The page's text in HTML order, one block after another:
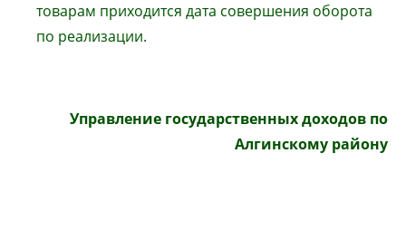
товарам приходится дата совершения оборота
по реализации.
Управление государственных доходов по
Алгинскому району